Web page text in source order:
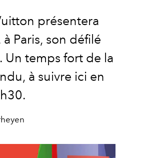
présentera
Paris, son défilé
temps fort de la
à suivre ici en